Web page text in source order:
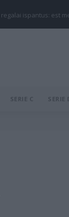
regalai ispantus: est
SERIE C SERIE